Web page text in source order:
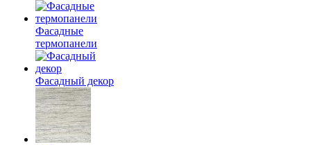
Фасадные
термопанели
Фасадный декор